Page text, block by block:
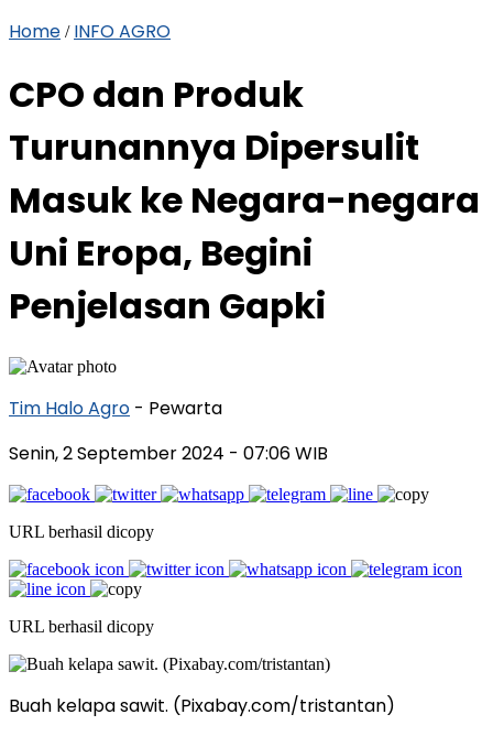
Home / INFO AGRO
CPO dan Produk
Turunannya Dipersulit
Masuk ke Negara-negara
Uni Eropa, Begini
Penjelasan Gapki
Tim Halo Agro - Pewarta
Senin, 2 September 2024 - 07:06 WIB
URL berhasil dicopy
URL berhasil dicopy
Buah kelapa sawit. (Pixabay.com/tristantan)